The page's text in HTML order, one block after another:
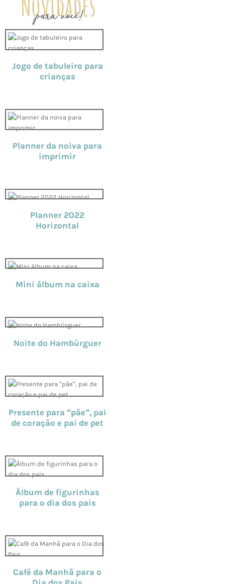
para você!
Jogo de tabuleiro para
crianças
Planner da noiva para
imprimir
Planner 2022
Horizontal
Mini álbum na caixa
Noite do Hambúrguer
Presente para “pãe”, pai
de coração e pai de pet
Álbum de figurinhas
para o dia dos pais
Café da Manhã para o